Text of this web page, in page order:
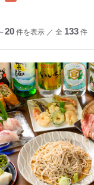
橋駅
原四丁目駅
申塚駅
塚駅
20件を表示 ／ 全 133件